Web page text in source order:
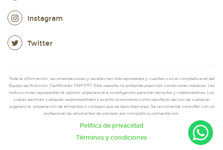
Instagram
Twitter
Toda la información, recomendaciones y recetas han sido aprobadas y cuentan con el completo aval del
Equipo de Nutrición. Certificado: CNP 5171. Esta website no pretende prescribir condiciones médicas. Las
instrucciones representan la opinión, experiencia e investigación personal del autor y colaboradores. Los
cuales declinan cualquier responsabilidad o evento ocasionado como resultado del uso de cualquier
sugerencia, preparación de alimentos o consejos que se describen aquí. Se recomienda consultar con un
profesional de salud antes de cambiar por completo su alimentación.
Política de privacidad
Términos y condiciones